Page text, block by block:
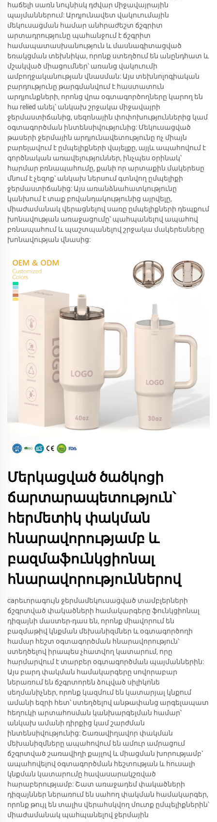
հաճելի սառն նույնիսկ դժվար միջավայրային
պայմաններում: Արդյունավետ վակուումային
մեկուսացման համար անհրաժեշտ ճշգրիտ
արտադրությունը պահանջում է ճշգրիտ
համապատասխանություն և մասնագիտացված
եռակցման տեխնիկա, որոնք ստեղծում են անընդհատ և
մշակված միացումներ՝ առանց վակուումի
ամբողջականության վնասման: Այս տեխնոլոգիական
բարդությունը թարգմանվում է հաստատուն
արդյունքների, որոնց վրա օգտագործողները կարող են
հա relied անել՝ անկախ շրջակա միջավայրի
ջերմաստիճանից, սեզոնային փոփոխություններից կամ
օգտագործման ինտենսիվությունից: Մեկուսացված
թասերի ջերմային արդյունավետությունը ոչ միայն
բարելավում է ըմպելիքների վայելքը, այլև ապահովում է
գործնական առավելություններ, ինչպես օրինակ՝
հարմար բռնապահումը, քանի որ արտաքին մակերեսը
մնում է չեզոք՝ անկախ ներսում գտնվող ըմպելիքի
ջերմաստիճանից: Այս առանձնահատկությունը
կանխում է տաք բովանդակությունից այրվելը,
միաժամանակ վերացնելով սառը ըմպելիքների դեպքում
խոնավության առաջացումը՝ պահպանելով ապահով
բռնապահում և պաշտպանելով շրջակա մակերեսները
խոնավության վնասից:
Մերկացված ծածկոցի
ճարտարապետություն՝
հերմետիկ փակման
հնարավորությամբ և
բազմաֆունկցիոնալ
հնարավորություններով
caրեւորագույն ջերմամեկուսացված տամբլերների
ճշգրտված փակածների համակարգերը ֆունկցիոնալ
դիզայնի մաստեր-դաս են, որոնք միավորում են
բազմաթիվ կնքման մեխանիզմներ և օգտագործողի
համար հեշտ օգտագործման հնարավորություն՝
ստեղծելով իրապես չհատվող կատարում, որը
հարմարվում է տարբեր օգտագործման պայմաններին:
Այս բարդ փակման համակարգերը սովորաբար
ներառում են ճշգրտորեն ձուլված սիլիկոնե
սեղմանիչներ, որոնք կազմում են կատարյալ կնքում
ամանի եզրի հետ՝ ստեղծելով անթափանց արգելապատ
հեղուկի արտահոսման կանխարգելման համար՝
անկախ ամանի դիրքից կամ շարժման
ինտենսիվությունից: Շառավիղավոր փակման
մեխանիզմները ապահովում են ամուր ամրացում
ճշգրտված շառավիղի քայլով և միացման խորությամբ՝
ապահովելով օգտագործման հեշտության և հուսալի
կնքման կատարումը հավասարակշռված
հարաբերությամբ: Շատ առաջադեմ փակածների
դիզայններ ներառում են սահող փակման համակարգեր,
որոնք թույլ են տալիս վերահսկվող մուտք ըմպելիքներին՝
միաժամանակ պահպանելով ջերմային